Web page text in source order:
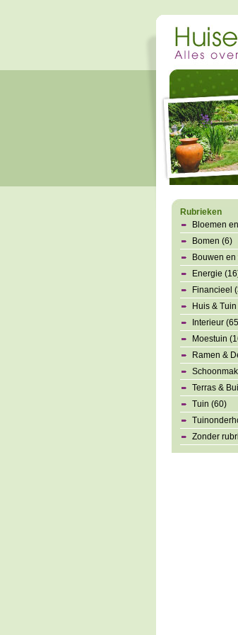
Rubrieken
Bloemen
Bomen (6)
Bouwen
Energie
Financieel
Huis &
Interieur
Moestuin
Ramen &
Terras &
Tuin (60)
Zonder